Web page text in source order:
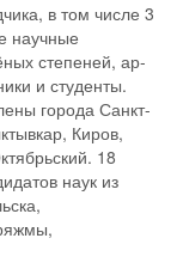
в том числе 3
научные
степеней, ар-
и студенты.
города Санкт-
Киров,
18
наук из